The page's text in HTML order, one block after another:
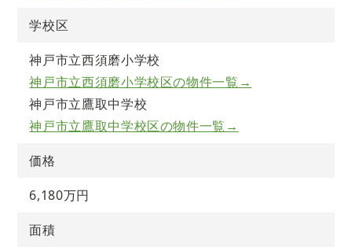
学校区
神戸市立西須磨小学校
神戸市立西須磨小学校区の物件一覧→
神戸市立鷹取中学校
神戸市立鷹取中学校区の物件一覧→
価格
6,180万円
面積